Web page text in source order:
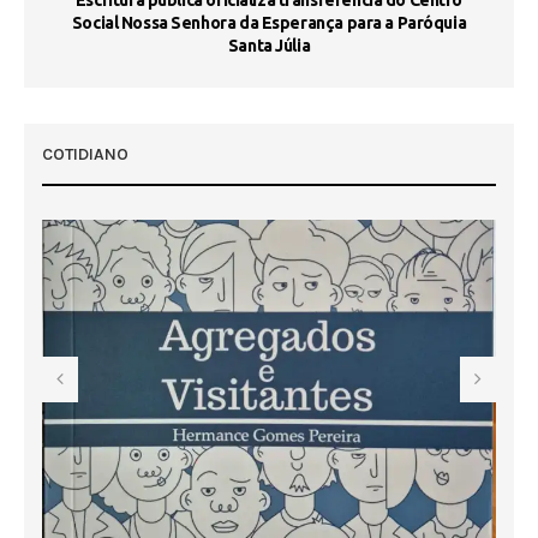
Social Nossa Senhora da Esperança para a Paróquia
Santa Júlia
COTIDIANO